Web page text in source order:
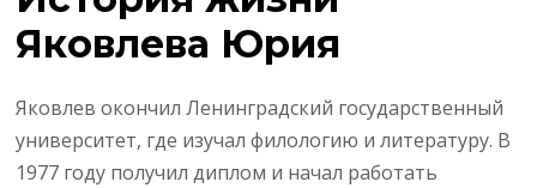
Яковлева Юрия
Яковлев окончил Ленинградский государственный
университет, где изучал филологию и литературу. В
1977 году получил диплом и начал работать